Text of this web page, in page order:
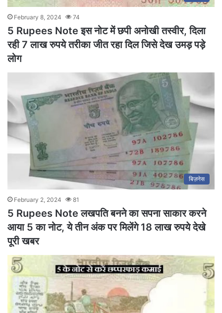
February 8, 2024 74
5 Rupees Note इस नोट में छपी अनोखी तस्वीर, दिला
रही 7 लाख रुपये तरीका जीत रहा दिल जिसे देख उमड़ पड़े
लोग
बिज़नेस
February 2, 2024 81
5 Rupees Note लखपति बनने का सपना साकार करने
आया 5 का नोट, ये तीन अंक पर मिलेंगे 18 लाख रुपये देखे
पूरी खबर